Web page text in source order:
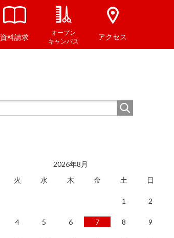
アクセス
オープン
キャンパス
資料請求
2026年8月
火 水 木 金 土 日
1 2
4 5 6 7 8 9